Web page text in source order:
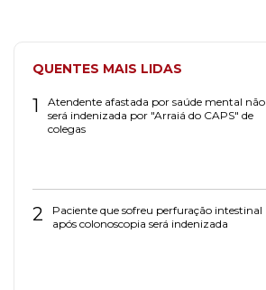
QUENTES MAIS LIDAS
1
Atendente afastada por saúde mental não
será indenizada por "Arraiá do CAPS" de
colegas
2
Paciente que sofreu perfuração intestinal
após colonoscopia será indenizada